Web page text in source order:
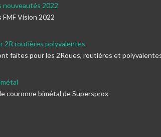
nouveautés 2022
Vision 2022
2R routières polyvalentes
faites pour les 2Roues, routières et
couronne bimétal de Supersprox